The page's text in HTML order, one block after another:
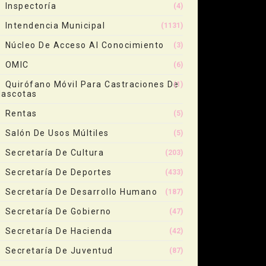
Inspectoría (4)
Intendencia Municipal (1131)
Núcleo De Acceso Al Conocimiento (3)
OMIC (6)
Quirófano Móvil Para Castraciones De(1)
Rentas (5)
Salón De Usos Múltiles (5)
Secretaría De Cultura (203)
Secretaría De Deportes (433)
Secretaría De Desarrollo Humano (187)
Secretaría De Gobierno (47)
Secretaría De Hacienda (42)
Secretaría De Juventud (87)